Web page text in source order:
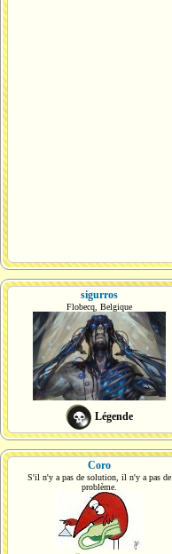
sigurros
Flobecq, Belgique
Légende
Coro
S'il n'y a pas de solution, il n'y a pas de
problème.